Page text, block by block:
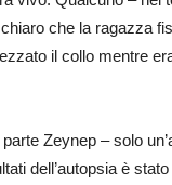
che la ragazza
il collo mentre
Zeynep – solo
dell’autopsia è